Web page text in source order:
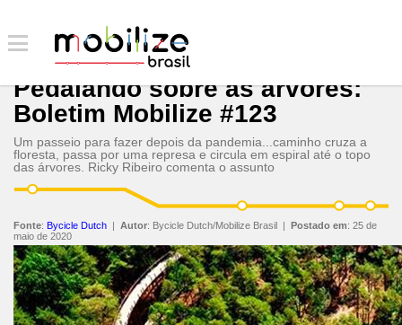
Pedalando sobre as árvores:
Boletim Mobilize #123
Um passeio para fazer depois da pandemia...caminho cruza a
floresta, passa por uma represa e circula em espiral até o topo
das árvores. Ricky Ribeiro comenta o assunto
Fonte: Bycicle Dutch | Autor: Bycicle Dutch/Mobilize Brasil | Postado em: 25 de
maio de 2020